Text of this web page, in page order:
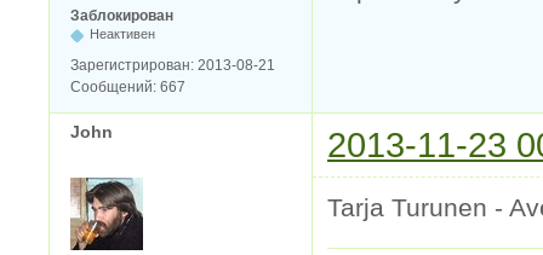
Заблокирован
Неактивен
Зарегистрирован: 2013-08-21
Сообщений: 667
John 2013-11-23
Tarja Turunen -